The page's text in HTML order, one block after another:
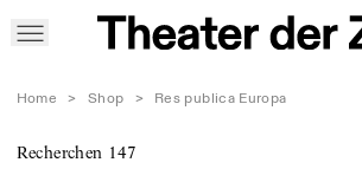
Home > Shop > Res publica Europa
Recherchen 147